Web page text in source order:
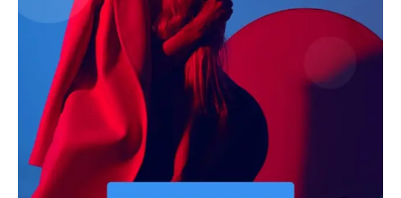
Terms of Use Agreement
Facebook
X WhatsApp
Share